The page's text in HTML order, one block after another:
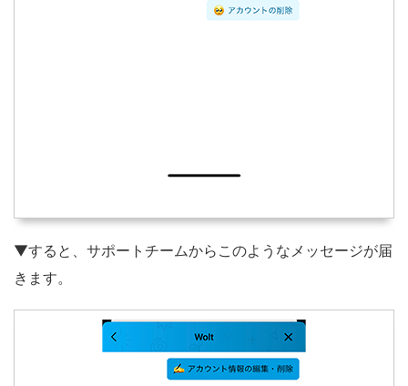
▼すると、サポートチームからこのようなメッセージが届
きます。